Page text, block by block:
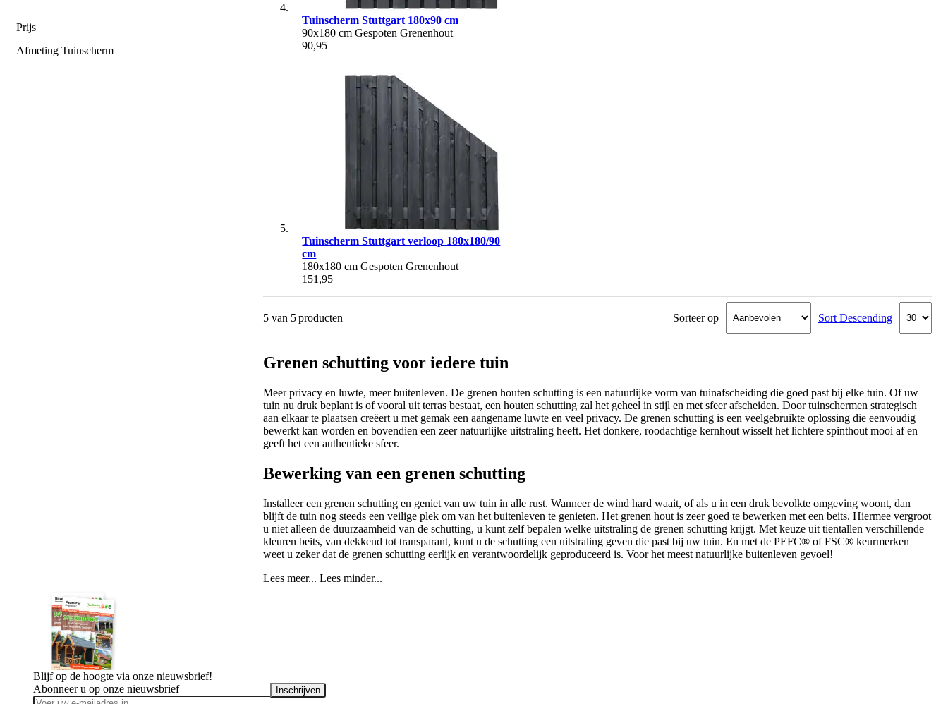
Tuinscherm Stuttgart 180x90 cm
90x180 cm Gespoten Grenenhout
90,95
Tuinscherm Stuttgart verloop 180x180/90
cm
180x180 cm Gespoten Grenenhout
151,95
5 van 5 producten Sorteer op Sort Descending
Grenen schutting voor iedere tuin
Meer privacy en luwte, meer buitenleven. De grenen houten schutting is een natuurlijke vorm van tuinafscheiding die goed past bij elke tuin. Of uw
tuin nu druk beplant is of vooral uit terras bestaat, een houten schutting zal het geheel in stijl en met sfeer afscheiden. Door tuinschermen strategisch
aan elkaar te plaatsen creëert u met gemak een aangename luwte en veel privacy. De grenen schutting is een veelgebruikte oplossing die eenvoudig
bewerkt kan worden en bovendien een zeer natuurlijke uitstraling heeft. Het donkere, roodachtige kernhout wisselt het lichtere spinthout mooi af en
geeft het een authentieke sfeer.
Bewerking van een grenen schutting
Installeer een grenen schutting en geniet van uw tuin in alle rust. Wanneer de wind hard waait, of als u in een druk bevolkte omgeving woont, dan
blijft de tuin nog steeds een veilige plek om van het buitenleven te genieten. Het grenen hout is zeer goed te bewerken met een beits. Hiermee vergroot
u niet alleen de duurzaamheid van de schutting, u kunt zelf bepalen welke uitstraling de grenen schutting krijgt. Met keuze uit tientallen verschillende
kleuren beits, van dekkend tot transparant, kunt u de schutting een uitstraling geven die past bij uw tuin. En met de PEFC® of FSC® keurmerken
weet u zeker dat de grenen schutting eerlijk en verantwoordelijk geproduceerd is. Voor het meest natuurlijke buitenleven gevoel!
Lees meer... Lees minder...
Prijs
Afmeting Tuinscherm
Blijf op de hoogte via onze nieuwsbrief!
Abonneer u op onze nieuwsbrief
Inschrijven